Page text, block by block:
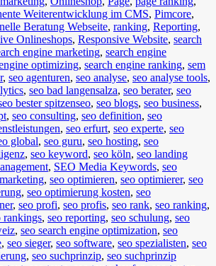
Weiterentwicklung im CMS, Pimcore,
Beratung Webseite, ranking, Reporting,
Onlineshops, Responsive Website, search
engine marketing, search engine
optimizing, search engine ranking, sem
, seo agenturen, seo analyse, seo analyse tools,
, seo bad langensalza, seo berater, seo
bester spitzenseo, seo blogs, seo business,
, seo consulting, seo definition, seo
, seo erfurt, seo experte, seo
global, seo guru, seo hosting, seo
, seo keyword, seo köln, seo landing
, SEO Media Keywords, seo
, seo optimieren, seo optimierer, seo
, seo optimierung kosten, seo
, seo profi, seo profis, seo rank, seo ranking,
rankings, seo reporting, seo schulung, seo
, seo search engine optimization, seo
, seo sieger, seo software, seo spezialisten, seo
, seo suchprinzip, seo suchprinzip